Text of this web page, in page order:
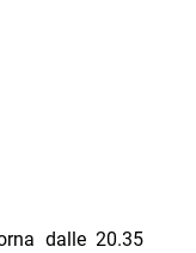
dalle 20.35